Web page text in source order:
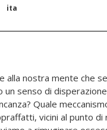
ita
alla nostra mente che
un senso di
Quale
vicini al punto di